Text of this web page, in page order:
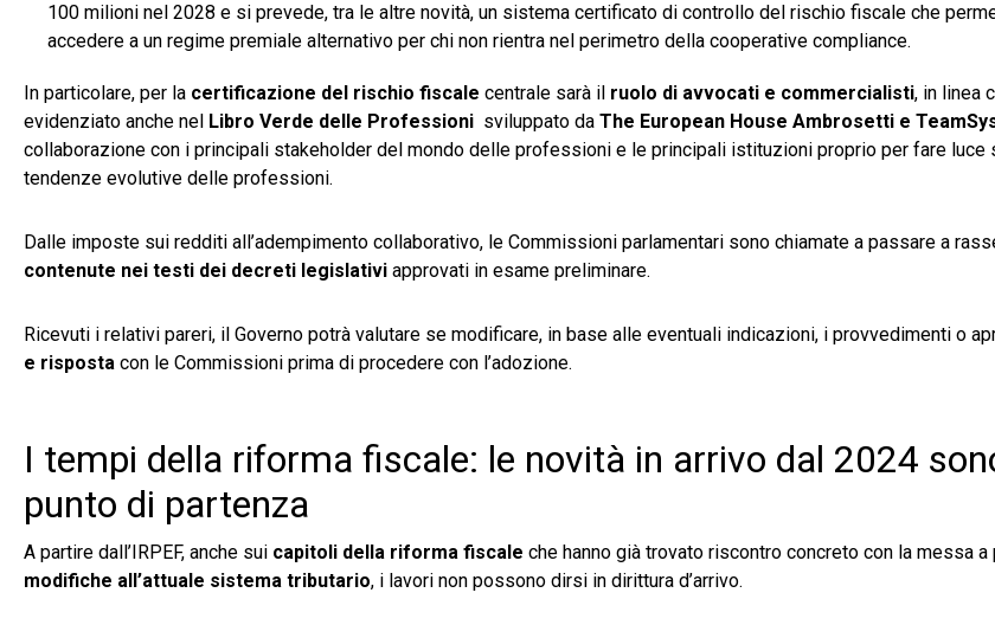
100 milioni nel 2028 e si prevede, tra le altre novità, un sistema certificato di controllo del rischio fiscale che
accedere a un regime premiale alternativo per chi non rientra nel perimetro della cooperative compliance.
In particolare, per la certificazione del rischio fiscale centrale sarà il ruolo di avvocati e commercialisti, in linea
evidenziato anche nel Libro Verde delle Professioni sviluppato da The European House Ambrosetti e
collaborazione con i principali stakeholder del mondo delle professioni e le principali istituzioni proprio per fare luce
tendenze evolutive delle professioni.
Dalle imposte sui redditi all’adempimento collaborativo, le Commissioni parlamentari sono chiamate a passare a
contenute nei testi dei decreti legislativi approvati in esame preliminare.
Ricevuti i relativi pareri, il Governo potrà valutare se modificare, in base alle eventuali indicazioni, i provvedimenti o
e risposta con le Commissioni prima di procedere con l’adozione.
I tempi della riforma fiscale: le novità in arrivo dal 2024
punto di partenza
A partire dall’IRPEF, anche sui capitoli della riforma fiscale che hanno già trovato riscontro concreto con la messa a
modifiche all’attuale sistema tributario, i lavori non possono dirsi in dirittura d’arrivo.